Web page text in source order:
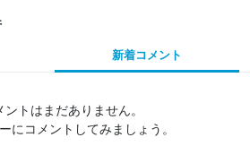
新着コメント
ントはまだありません。
にコメントしてみましょう。